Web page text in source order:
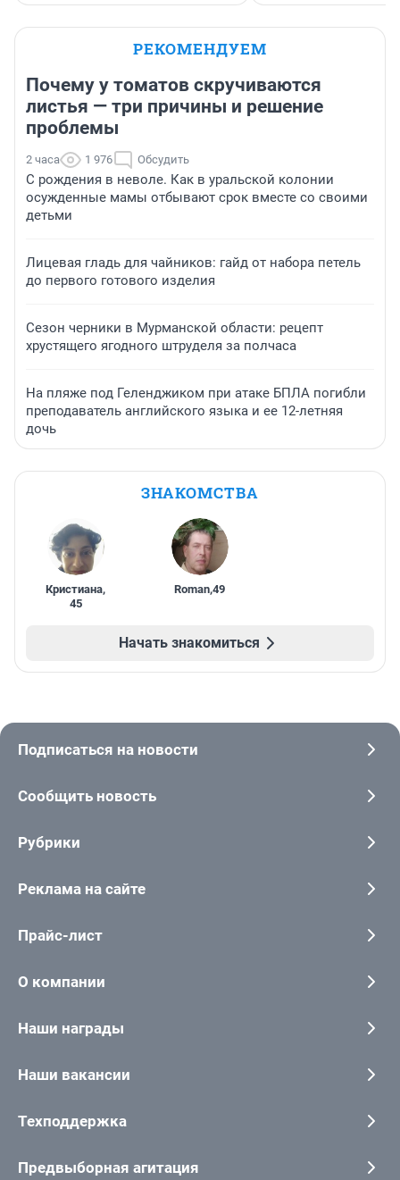
РЕКОМЕНДУЕМ
Почему у томатов скручиваются
листья — три причины и решение
проблемы
2 часа 1 976 Обсудить
С рождения в неволе. Как в уральской колонии
осужденные мамы отбывают срок вместе со своими
детьми
Лицевая гладь для чайников: гайд от набора петель
до первого готового изделия
Сезон черники в Мурманской области: рецепт
хрустящего ягодного штруделя за полчаса
На пляже под Геленджиком при атаке БПЛА погибли
преподаватель английского языка и ее 12-летняя
дочь
ЗНАКОМСТВА
Кристиана,
45
Roman,49
Начать знакомиться
Подписаться на новости
Сообщить новость
Рубрики
Реклама на сайте
Прайс-лист
О компании
Наши награды
Наши вакансии
Техподдержка
Предвыборная агитация